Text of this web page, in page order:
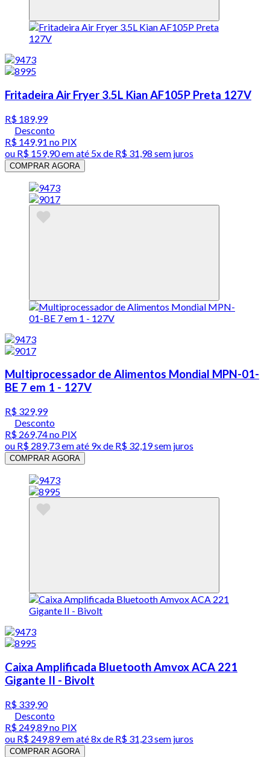
Fritadeira Air Fryer 3.5L Kian AF105P Preta 127V
R$ 189,99
Desconto
R$ 149,91 no PIX
ou R$ 159,90em até 5x de R$ 31,98 sem juros
COMPRAR AGORA
Multiprocessador de Alimentos Mondial MPN-01-
BE 7 em 1 - 127V
R$ 329,99
Desconto
R$ 269,74no PIX
ou R$ 289,73em até 9x de R$ 32,19 sem juros
COMPRAR AGORA
Caixa Amplificada Bluetooth Amvox ACA 221
Gigante II - Bivolt
R$ 339,90
Desconto
R$ 249,89no PIX
ou R$ 249,89em até8x de R$ 31,23 sem juros
COMPRAR AGORA